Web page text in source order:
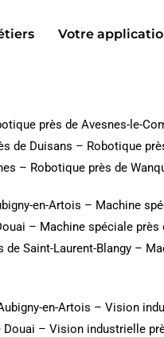
Votre
près de Avesnes-le-
de Duisans – Robotique
– Robotique près de
en-Artois – Machine
– Machine spéciale près
de Saint-Laurent-Blangy –
en-Artois – Vision
– Vision industrielle